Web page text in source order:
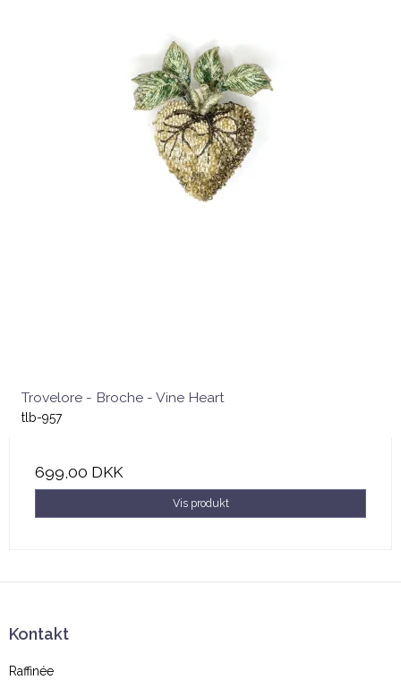
Trovelore - Broche - Vine Heart
tlb-957
699,00 DKK
Vis produkt
Kontakt
Raffinée